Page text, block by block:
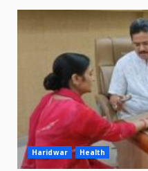
Haridwar Health